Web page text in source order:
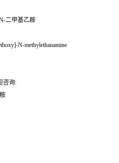
二甲基乙胺
N-methylethanamine
咨询: